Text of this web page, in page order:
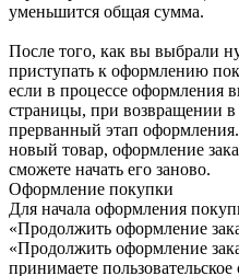
уменьшится общая сумма.
После того, как вы выбрали
приступать к оформлению
если в процессе оформления
страницы, при возвращении в
прерванный этап
новый товар, оформление
сможете начать его заново.
Оформление покупки
Для начала оформления
«Продолжить оформление
«Продолжить оформление
принимаете